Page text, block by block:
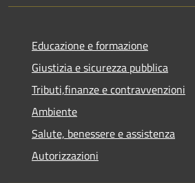
Educazione e formazione
Giustizia e sicurezza pubblica
Tributi,finanze e contravvenzioni
Ambiente
Salute, benessere e assistenza
Autorizzazioni